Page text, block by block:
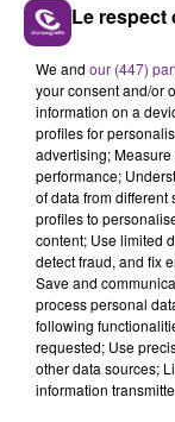
FIL D'ACTU
10h16
LE MAGASIN
SES PORTES
C'était l'une
rémois. Le
Le respect
We and our (447)
your consent and/or
information on a
profiles for
advertising;
performance;
of data from
profiles to
content; Use limited
detect fraud, and fix
Save and
process personal
following
requested; Use
other data sources;
information